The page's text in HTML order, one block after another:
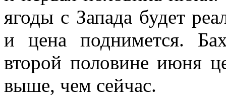
ягоды с Запада будет
и цена поднимется.
второй половине июня
выше, чем сейчас.